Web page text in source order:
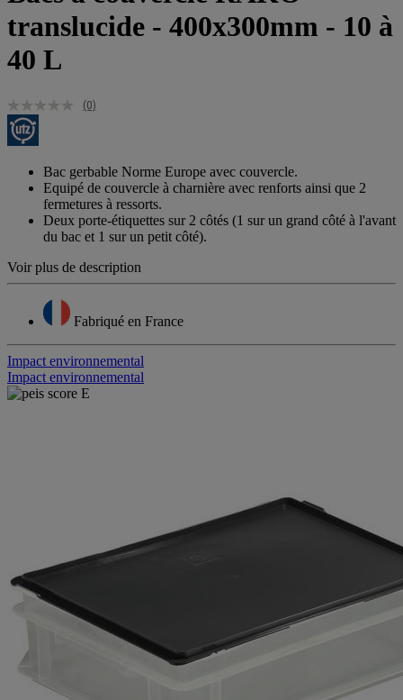
translucide - 400x300mm - 10 à
40 L
(0)
Bac gerbable Norme Europe avec couvercle.
Equipé de couvercle à charnière avec renforts ainsi que 2
fermetures à ressorts.
Deux porte-étiquettes sur 2 côtés (1 sur un grand côté à l'avant
du bac et 1 sur un petit côté).
Voir plus de description
Fabriqué en France
Impact environnemental
Impact environnemental